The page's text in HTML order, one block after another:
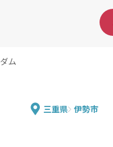
ム
三重県 伊勢市